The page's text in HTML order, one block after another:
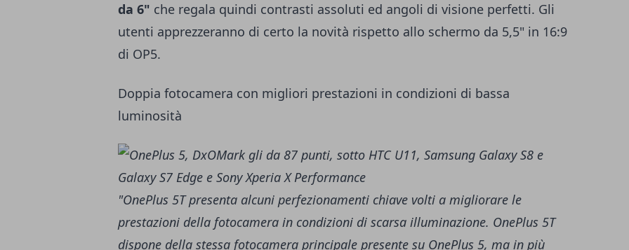
da 6" che regala quindi contrasti assoluti ed angoli di visione perfetti. Gli
utenti apprezzeranno di certo la novità rispetto allo schermo da 5,5" in 16:9
di OP5.
Doppia fotocamera con migliori prestazioni in condizioni di bassa
luminosità
"OnePlus 5T presenta alcuni perfezionamenti chiave volti a migliorare le
prestazioni della fotocamera in condizioni di scarsa illuminazione. OnePlus 5T
dispone della stessa fotocamera principale presente su OnePlus 5, ma in più